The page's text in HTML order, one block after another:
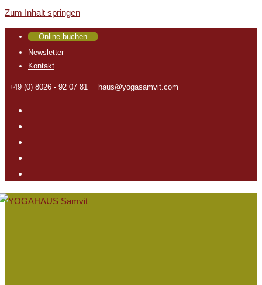
Zum Inhalt springen
Online buchen
Newsletter
Kontakt
+49 (0) 8026 - 92 07 81 haus@yogasamvit.com